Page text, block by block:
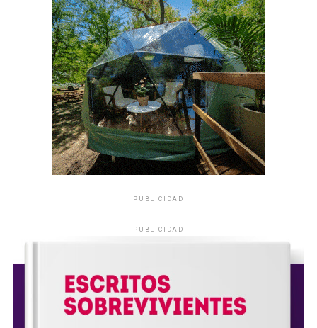
PUBLICIDAD
PUBLICIDAD